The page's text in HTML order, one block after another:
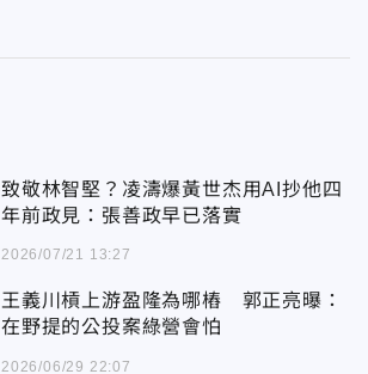
致敬林智堅？凌濤爆黃世杰用AI抄他四
年前政見：張善政早已落實
2026/07/21 13:27
王義川槓上游盈隆為哪樁 郭正亮曝：
在野提的公投案綠營會怕
2026/06/29 22:07